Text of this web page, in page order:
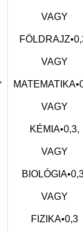
VAGY
VAGY
VAGY
KÉMIA•0,3,
VAGY
VAGY
FIZIKA•0,3